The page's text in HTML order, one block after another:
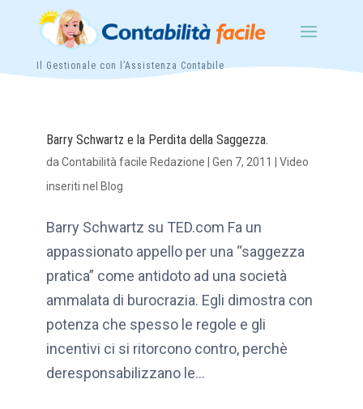
Il Gestionale con l’Assistenza Contabile
Barry Schwartz e la Perdita della Saggezza.
daContabilità facile Redazione Gen 7, 2011
Video
inseriti nel Blog
Barry Schwartz su TED.com Fa un
appassionato appello per una “saggezza
pratica” come antidoto ad una società
ammalata di burocrazia. Egli dimostra con
potenza che spesso le regole e gli
incentivi ci si ritorcono contro, perchè
deresponsabilizzano le...